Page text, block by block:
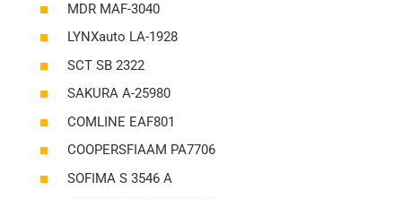
MDR MAF-3040
LYNXauto LA-1928
SCT SB 2322
SAKURA A-25980
COMLINE EAF801
COOPERSFIAAM PA7706
SOFIMA S 3546 A